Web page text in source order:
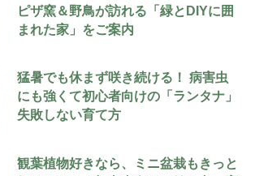
ピザ窯＆野鳥が訪れる「緑とDIYに囲
まれた家」をご案内
猛暑でも休まず咲き続ける！ 病害虫
にも強くて初心者向けの「ランタナ」
失敗しない育て方
観葉植物好きなら、ミニ盆栽もきっと